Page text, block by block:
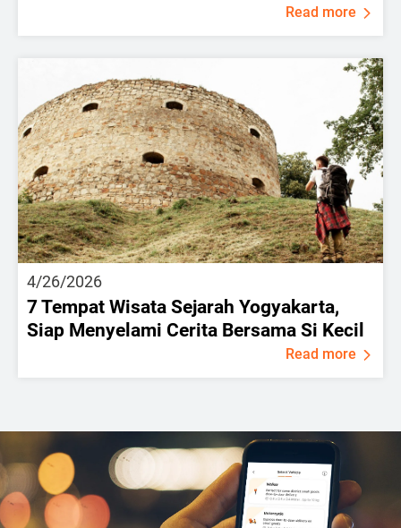
Read more
4/26/2026
7 Tempat Wisata Sejarah Yogyakarta,
Siap Menyelami Cerita Bersama Si Kecil
Read more